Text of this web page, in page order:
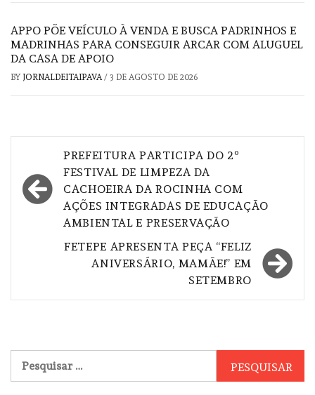
APPO PÕE VEÍCULO À VENDA E BUSCA PADRINHOS E
MADRINHAS PARA CONSEGUIR ARCAR COM ALUGUEL
DA CASA DE APOIO
BY JORNALDEITAIPAVA/ 3 DE AGOSTO DE 2026
Navegação
de
Post
PREFEITURA PARTICIPA DO 2º
FESTIVAL DE LIMPEZA DA
CACHOEIRA DA ROCINHA COM
AÇÕES INTEGRADAS DE EDUCAÇÃO
AMBIENTAL E PRESERVAÇÃO
FETEPE APRESENTA PEÇA “FELIZ
ANIVERSÁRIO, MAMÃE!” EM
SETEMBRO